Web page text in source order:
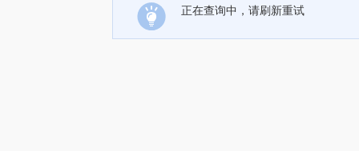
正在查询中，请刷新重试